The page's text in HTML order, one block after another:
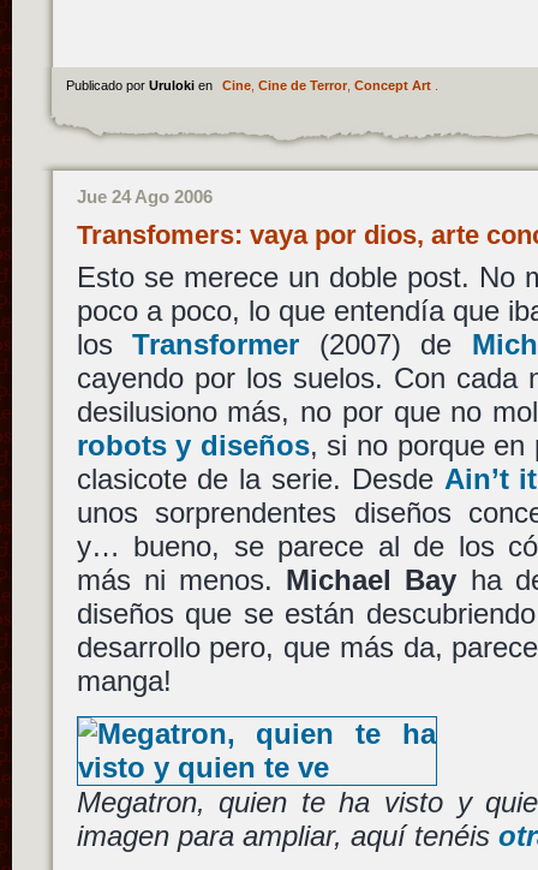
Publicado por Uruloki en Cine, Cine de Terror, Concept Art.
Jue 24 Ago 2006
Transfomers: vaya por dios, arte
Esto se merece un doble post. No
poco a poco, lo que entendía que
losTransformer (2007) de
cayendo por los suelos. Con cada
desilusiono más, no por que no
robots y diseños, si no porque en
clasicote de la serie. Desde Ain’t
unos sorprendentes diseños
y… bueno, se parece al de los
más ni menos. Michael Bay ha
diseños que se están
desarrollo pero, que más da,
manga!
Megatron, quien te ha visto y
imagen para ampliar, aquí tenéis